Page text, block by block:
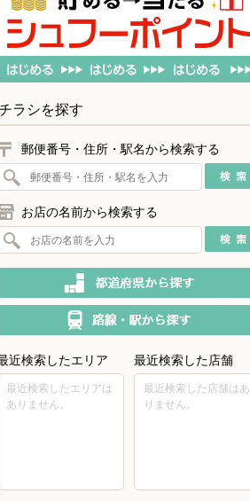
ラシを探す
郵便番号・住所・駅名から検索する
お店の名前から検索する
近検索したエリア
最近検索したエリアは
ありません。
最近検索した店舗
最近検索した店舗はあ
りません。